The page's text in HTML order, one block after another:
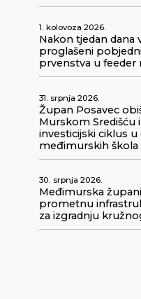
1. kolovoza 2026.
Nakon tjedan
proglašeni
prvenstva u feeder
31. srpnja 2026.
Župan Posavec
Murskom Središću
investicijski ciklus
međimurskih škola
30. srpnja 2026.
Međimurska
prometnu
za izgradnju